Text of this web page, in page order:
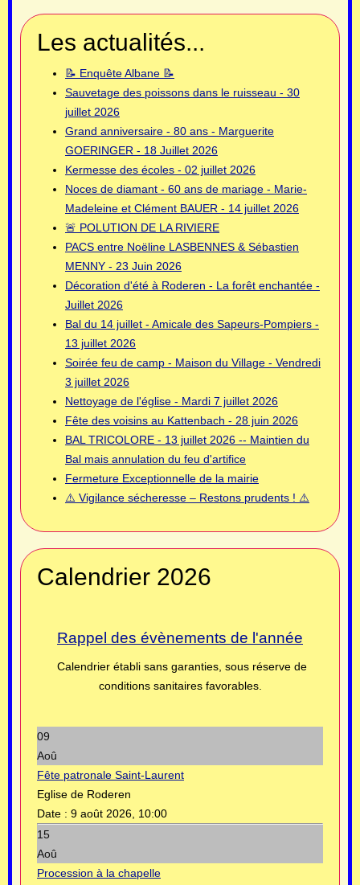
Les actualités...
📝 Enquête Albane 📝
Sauvetage des poissons dans le ruisseau - 30
juillet 2026
Grand anniversaire - 80 ans - Marguerite
GOERINGER - 18 Juillet 2026
Kermesse des écoles - 02 juillet 2026
Noces de diamant - 60 ans de mariage - Marie-
Madeleine et Clément BAUER - 14 juillet 2026
🚨 POLUTION DE LA RIVIERE
PACS entre Noëline LASBENNES & Sébastien
MENNY - 23 Juin 2026
Décoration d'été à Roderen - La forêt enchantée -
Juillet 2026
Bal du 14 juillet - Amicale des Sapeurs-Pompiers -
13 juillet 2026
Soirée feu de camp - Maison du Village - Vendredi
3 juillet 2026
Nettoyage de l'église - Mardi 7 juillet 2026
Fête des voisins au Kattenbach - 28 juin 2026
BAL TRICOLORE - 13 juillet 2026 -- Maintien du
Bal mais annulation du feu d'artifice
Fermeture Exceptionnelle de la mairie
⚠️ Vigilance sécheresse – Restons prudents ! ⚠️
Calendrier 2026
Rappel des évènements de l'année
Calendrier établi sans garanties, sous réserve de
conditions sanitaires favorables.
09
Aoû
Fête patronale Saint-Laurent
Eglise de Roderen
Date : 9 août 2026, 10:00
15
Aoû
Procession à la chapelle